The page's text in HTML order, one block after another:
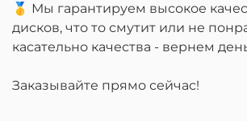
🥇 Мы гарантируем высокое
дисков, что то смутит или не
касательно качества - вернем
Заказывайте прямо сейчас!